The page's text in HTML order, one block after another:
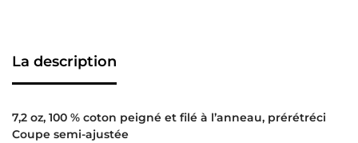
La description
7,2 oz, 100 % coton peigné et filé à l’anneau, prérétréci
Coupe semi-ajustée